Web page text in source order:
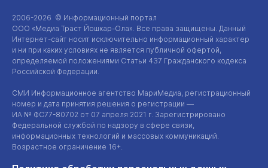
2006-2026 © Информационный портал
ООО «Медиа Траст Йошкар-Ола». Все права защищены. Данный
Интернет-сайт носит исключительно информационный характер
и ни при каких условиях не является публичной офертой,
определяемой положениями Статьи 437 Гражданского кодекса
Российской Федерации.
СМИ Информационное агентство МариМедиа, регистрационный
номер и дата принятия решения о регистрации —
ИА № ФС77-80702 от 07 апреля 2021 г. Зарегистрировано
Федеральной службой по надзору в сфере связи,
информационных технологий и массовых коммуникаций.
Возрастное ограничение 16+.